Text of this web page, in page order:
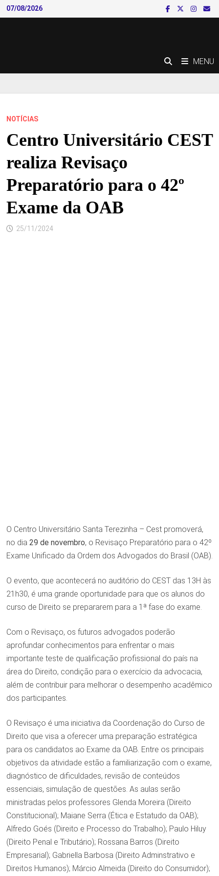
Skip
to
07/08/2026
MENU
NOTÍCIAS
Centro Universitário CEST
realiza Revisaço
Preparatório para o 42º
Exame da OAB
25/11/2024
O Centro Universitário Santa Terezinha – Cest promoverá,
no dia 29 de novembro, o Revisaço Preparatório para o 42º
Exame Unificado da Ordem dos Advogados do Brasil (OAB).
O evento, que acontecerá no auditório do CEST das 13H às
21h30, é uma grande oportunidade para que os alunos do
curso de Direito se prepararem para a 1ª fase do exame.
Com o Revisaço, os futuros advogados poderão
aprofundar conhecimentos para enfrentar o mais
importante teste de qualificação profissional do país na
área do Direito, condição para o exercício da advocacia,
além de contribuir para melhorar o desempenho acadêmico
dos participantes.
O Revisaço é uma iniciativa da Coordenação do Curso de
Direito que visa a oferecer uma preparação estratégica
para os candidatos ao Exame da OAB. Entre os principais
objetivos da atividade estão a familiarização com o exame,
diagnóstico de dificuldades, revisão de conteúdos
essenciais, simulação de questões. As aulas serão
ministradas pelos professores Glenda Moreira (Direito
Constitucional); Maiane Serra (Ética e Estatudo da OAB);
Alfredo Goés (Direito e Processo do Trabalho); Paulo Hiluy
(Direito Penal e Tributário); Rossana Barros (Direito
Empresarial); Gabriella Barbosa (Direito Adminstrativo e
Direitos Humanos); Márcio Almeida (Direito do Consumidor);